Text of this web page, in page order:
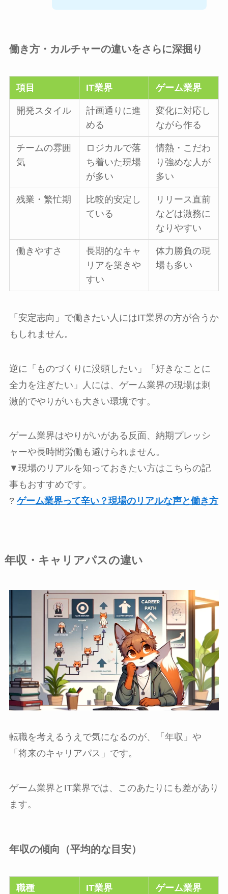
働き方・カルチャーの違いをさらに深掘り
項目 IT業界 ゲーム業界
開発スタイル
計画通りに進
める
変化に対応し
ながら作る
チームの雰囲
気
ロジカルで落
ち着いた現場
が多い
情熱・こだわ
り強めな人が
多い
残業・繁忙期
比較的安定し
ている
リリース直前
などは激務に
なりやすい
働きやすさ
長期的なキャ
リアを築きや
すい
体力勝負の現
場も多い
「安定志向」で働きたい人にはIT業界の方が合うか
もしれません。
逆に「ものづくりに没頭したい」「好きなことに
全力を注ぎたい」人には、ゲーム業界の現場は刺
激的でやりがいも大きい環境です。
ゲーム業界はやりがいがある反面、納期プレッシ
ャーや長時間労働も避けられません。
▼現場のリアルを知っておきたい方はこちらの記
事もおすすめです。
? ゲーム業界って辛い？現場のリアルな声と働き方
年収・キャリアパスの違い
転職を考えるうえで気になるのが、「年収」や
「将来のキャリアパス」です。
ゲーム業界とIT業界では、このあたりにも差があり
ます。
年収の傾向（平均的な目安）
職種 IT業界 ゲーム業界